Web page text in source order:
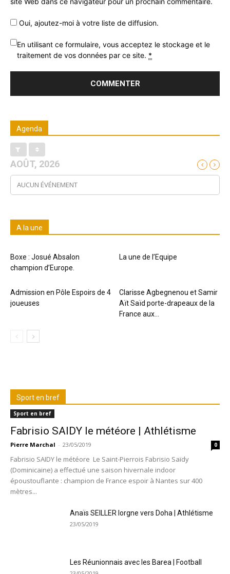
Oui, ajoutez-moi à votre liste de diffusion.
En utilisant ce formulaire, vous acceptez le stockage et le
traitement de vos données par ce site. *
Agenda
AOÛT, 2026
AUCUN ÉVÉNEMENT
A la une
Boxe : Josué Absalon
champion d’Europe.
La une de l’Equipe
Admission en Pôle Espoirs de 4
joueuses
Clarisse Agbegnenou et Samir
Aït Saïd porte-drapeaux de la
France aux...
Sport en bref
Sport en bref
Fabrisio SAIDY le météore | Athlétisme
Pierre Marchal - 23/05/2019 0
Fabrisio SAIDY le météore Le Saint-Pierrois Fabrisio Saïdy
(Dominicaine) a effectué une saison hivernale indoor
époustouflante : champion de France espoir à Nantes sur 400
mètres...
Anaïs SEILLER lorgne vers Doha | Athlétisme
23/05/2019
Les Réunionnais avec les Barea | Football